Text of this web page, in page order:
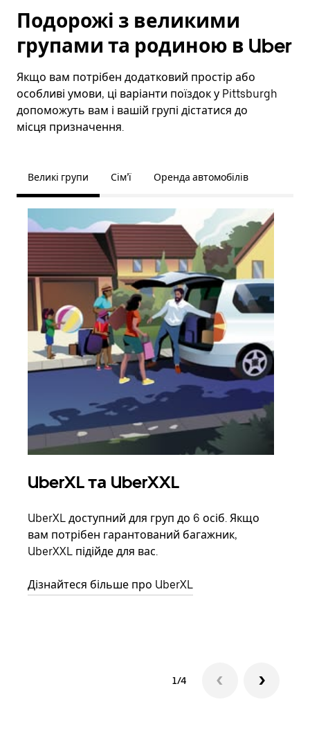
Подорожі з великими
групами та родиною в Uber
Якщо вам потрібен додатковий простір або
особливі умови, ці варіанти поїздок у Pittsburgh
допоможуть вам і вашій групі дістатися до
місця призначення.
Великі групи Сім’ї Оренда автомобілів
UberXL та UberXXL
UberXL доступний для груп до 6 осіб. Якщо
вам потрібен гарантований багажник,
UberXXL підійде для вас.
Дізнайтеся більше про UberXL
1/4